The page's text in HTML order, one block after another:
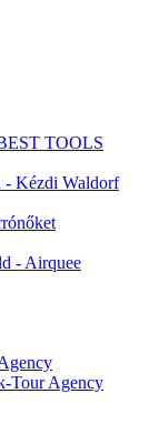
TOOLS
- Kézdi Waldorf
- Airquee
Tour Agency